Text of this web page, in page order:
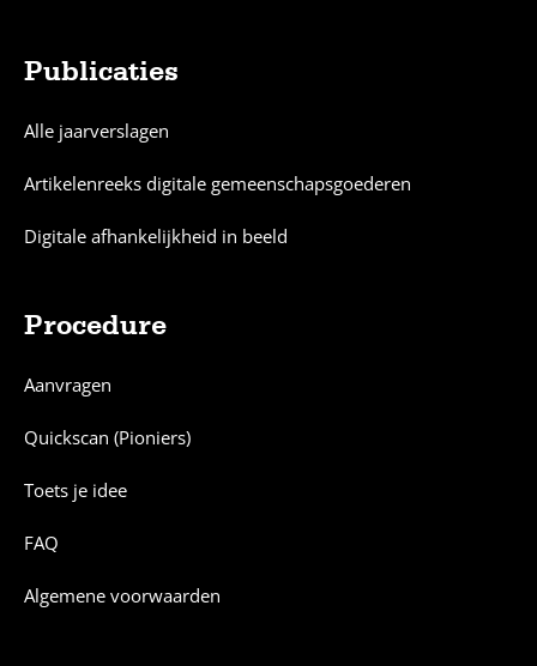
Publicaties
Alle jaarverslagen
Artikelenreeks digitale gemeenschapsgoederen
Digitale afhankelijkheid in beeld
Procedure
Aanvragen
Quickscan (Pioniers)
Toets je idee
FAQ
Algemene voorwaarden